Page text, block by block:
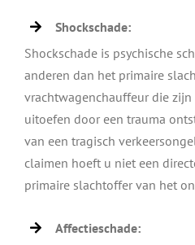
Shockschade:
Shockschade is psychische
anderen dan het primaire
vrachtwagenchauffeur die
uitoefen door een trauma
van een tragisch
claimen hoeft u niet een
primaire slachtoffer van het
Affectieschade: